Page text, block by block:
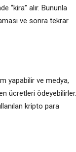
“kira” alır. Bununla
ve sonra tekrar
yapabilir ve medya,
ücretleri ödeyebilirler.
kripto para